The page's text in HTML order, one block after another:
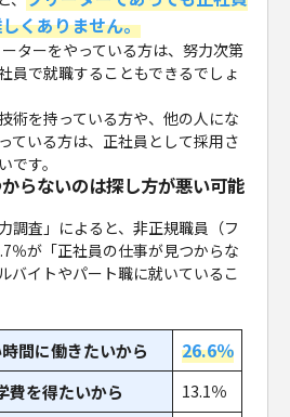
くありません。
ターをやっている方は、努力次第
員で就職することもできるでしょ
術を持っている方や、他の人にな
ている方は、正社員として採用さ
です。
らないのは探し方が悪い可能
調査」によると、非正規職員（フ
％が「正社員の仕事が見つからな
バイトやパート職に就いているこ
間に働きたいから 26.6％
費を得たいから
13.1％